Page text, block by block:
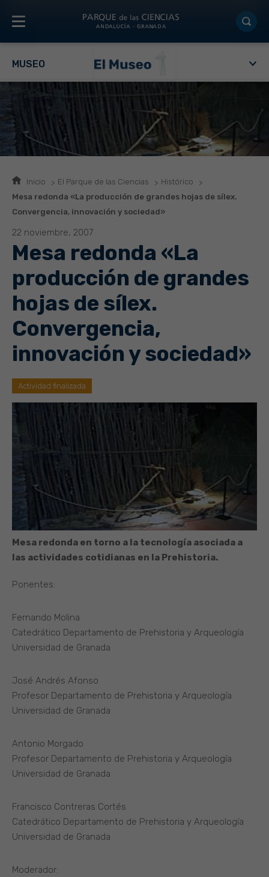
MUSEO
Inicio El Parque de las Ciencias
Histórico
Mesa redonda «La producción de grandes hojas de sílex.
Convergencia, innovación y sociedad»
22 noviembre, 2007
Mesa redonda «La
producción de grandes
hojas de sílex.
Convergencia,
innovación y sociedad»
Actividad finalizada
Mesa redonda en torno a la tecnología asociada a
las actividades cotidianas en la Prehistoria.
Ponentes:
Fernando Molina
Catedrático Departamento de Prehistoria y Arqueología
Universidad de Granada
José Andrés Afonso
Profesor Departamento de Prehistoria y Arqueología
Universidad de Granada
Antonio Morgado
Profesor Departamento de Prehistoria y Arqueología
Universidad de Granada
Francisco Contreras Cortés
Catedrático Departamento de Prehistoria y Arqueología
Universidad de Granada
Moderador: